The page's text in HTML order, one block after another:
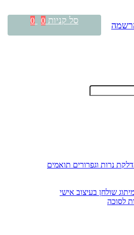
נרות וגפרורים תואמים
שולחן בעיצוב אישי
לסוכה
סל קניות 0
0